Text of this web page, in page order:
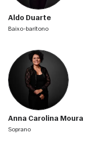
Aldo Duarte
baixo-barítono
Anna Carolina Moura
soprano